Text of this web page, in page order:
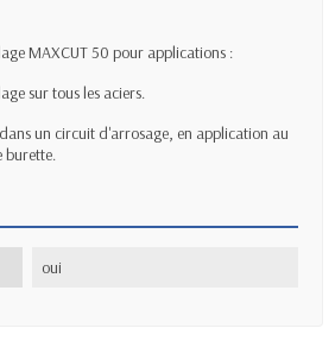
MAXCUT 50 pour applications :
sur tous les aciers.
un circuit d'arrosage, en application au
burette.
oui